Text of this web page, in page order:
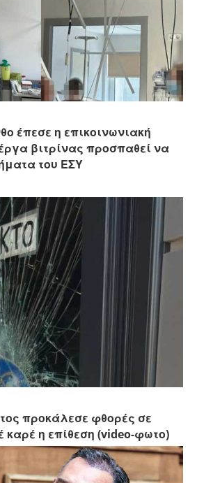
έπεσε η επικοινωνιακή
βιτρίνας προσπαθεί να
του ΕΣΥ
προκάλεσε φθορές σε
η επίθεση (video-φωτο)